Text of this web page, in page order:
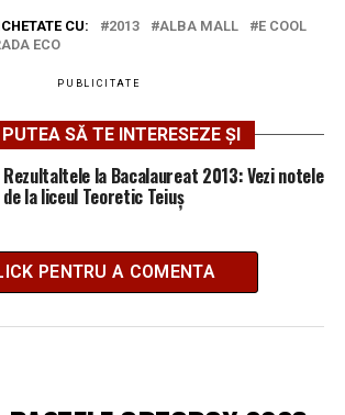
CU: 2013 ALBA MALL
E COOL
ECO
PUBLICITATE
SĂ TE INTERESEZE ȘI
Rezultaltele la Bacalaureat 2013: Vezi notele
de la liceul Teoretic Teiuș
PENTRU A COMENTA